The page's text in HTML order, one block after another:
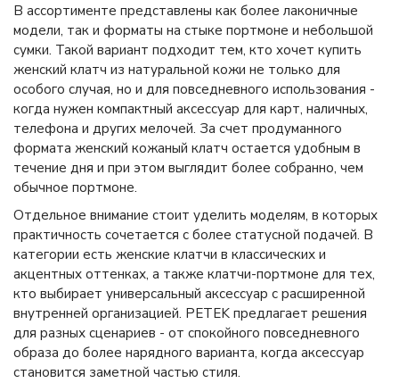
В ассортименте представлены как более лаконичные
модели, так и форматы на стыке портмоне и небольшой
сумки. Такой вариант подходит тем, кто хочет купить
женский клатч из натуральной кожи не только для
особого случая, но и для повседневного использования -
когда нужен компактный аксессуар для карт, наличных,
телефона и других мелочей. За счет продуманного
формата женский кожаный клатч остается удобным в
течение дня и при этом выглядит более собранно, чем
обычное портмоне.
Отдельное внимание стоит уделить моделям, в которых
практичность сочетается с более статусной подачей. В
категории есть женские клатчи в классических и
акцентных оттенках, а также клатчи-портмоне для тех,
кто выбирает универсальный аксессуар с расширенной
внутренней организацией. PETEK предлагает решения
для разных сценариев - от спокойного повседневного
образа до более нарядного варианта, когда аксессуар
становится заметной частью стиля.